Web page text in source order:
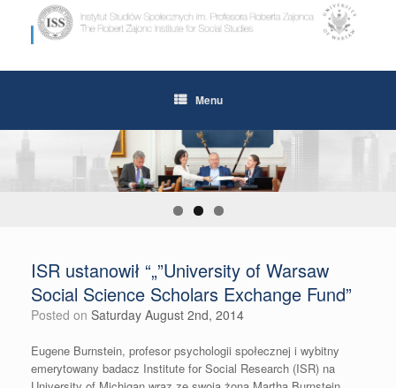
content
Menu
ISR ustanowił “„”University of Warsaw
Social Science Scholars Exchange Fund”
Posted on Saturday August 2nd, 2014
Eugene Burnstein, profesor psychologii społecznej i wybitny
emerytowany badacz Institute for Social Research (ISR) na